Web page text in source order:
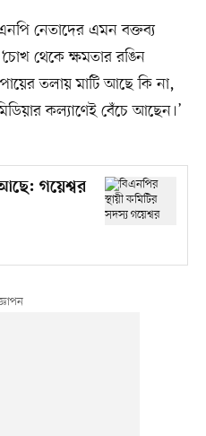
নেতাদের এমন বক্তব্য
থেকে ক্ষমতার রঙিন
তলায় মাটি আছে কি না,
কল্যাণেই বেঁচে আছেন।’
গয়েশ্বর